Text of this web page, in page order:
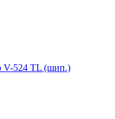
V-524 TL (шип.)